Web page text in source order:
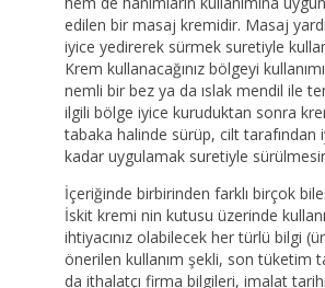
edilen bir masaj kremidir. Masaj
iyice yedirerek sürmek suretiyle
Krem kullanacağınız bölgeyi
nemli bir bez ya da ıslak mendil ile
ilgili bölge iyice kuruduktan sonra
tabaka halinde sürüp, cilt tarafından
kadar uygulamak suretiyle
İçeriğinde birbirinden farklı birçok
İskit kremi nin kutusu üzerinde
ihtiyacınız olabilecek her türlü bilgi
önerilen kullanım şekli, son tüketim
da ithalatçı firma bilgileri, imalat